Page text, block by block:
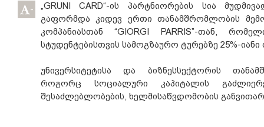
-
„GRUNI CARD“-ის პარტნიორების სია
გაფორმდა კიდევ ერთი თანამშრომლობის
კომპანიასთან “GIORGI PARRIS”-თან,
სტუდენტებისთვის სამოგზაურო ტურებზე 25%-
უნივერსიტეტისა და ბიზნესსექტორის
როგორც სოციალური კაპიტალის
შესაძლებლობების, ხელმისაწვდომობის